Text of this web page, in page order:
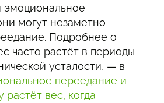
эмоциональное
могут незаметно
Подробнее о
часто растёт в периоды
усталости, — в
переедание и
растёт вес, когда